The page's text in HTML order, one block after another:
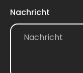
Nachricht